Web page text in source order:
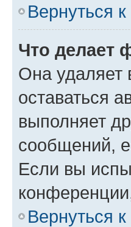
Вернуться
Что делает
Она удаляет
оставаться
выполняет
сообщений,
Если вы
Вернуться